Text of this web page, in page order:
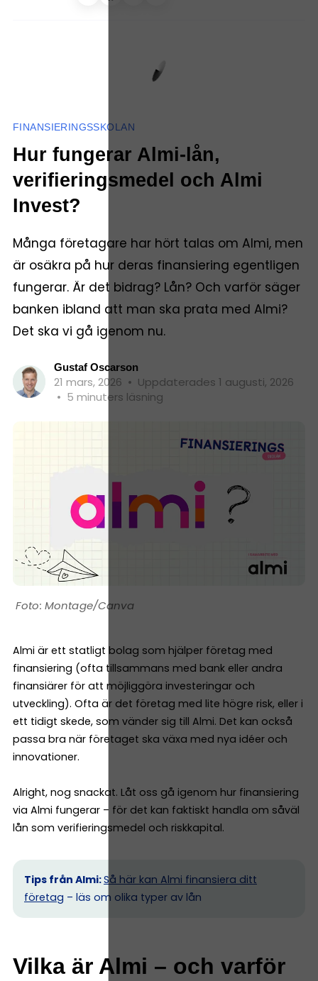
FINANSIERINGSSKOLAN
Hur fungerar Almi-lån,
verifieringsmedel och Almi
Invest?
Många företagare har hört talas om Almi, men
är osäkra på hur deras finansiering egentligen
fungerar. Är det bidrag? Lån? Och varför säger
banken ibland att man ska prata med Almi?
Det ska vi gå igenom nu.
Gustaf Oscarson
21 mars, 2026 • Uppdaterades 1 augusti, 2026
• 5 minuters läsning
Montage/Canva
Almi är ett statligt bolag som hjälper företag med
finansiering (ofta tillsammans med bank eller andra
finansiärer för att möjliggöra investeringar och
utveckling). Ofta är det företag med lite högre risk, eller i
ett tidigt skede, som vänder sig till Almi. Det kan också
passa bra när företaget ska växa med nya idéer och
innovationer.
Alright, nog snackat. Låt oss gå igenom hur finansiering
via Almi fungerar – för det kan faktiskt handla om såväl
lån som verifieringsmedel och riskkapital.
Tips från Almi:Så här kan Almi finansiera ditt
företag – läs om olika typer av lån
Vilka är Almi – och varför